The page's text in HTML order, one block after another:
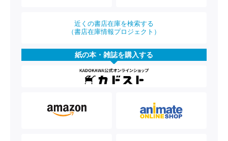
近くの書店在庫を検索する
（書店在庫情報プロジェクト）
紙の本・雑誌を購入する